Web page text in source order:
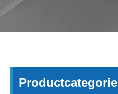
Productcategorie